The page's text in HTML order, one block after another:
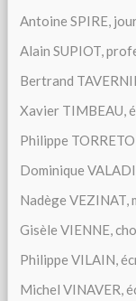
Antoine SPIRE,
Alain SUPIOT,
Bertrand
Xavier TIMBEAU,
Philippe
Dominique
Nadège VEZINAT,
Gisèle VIENNE,
Philippe VILAIN,
Michel VINAVER,